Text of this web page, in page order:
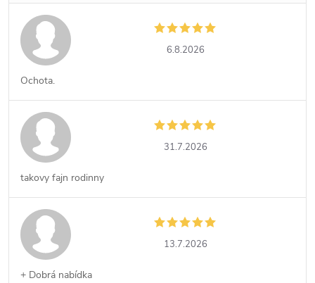
6.8.2026
Ochota.
31.7.2026
takovy fajn rodinny
13.7.2026
+ Dobrá nabídka